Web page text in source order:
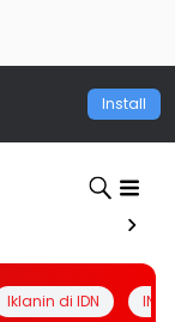
Install
Iklanin di IDN